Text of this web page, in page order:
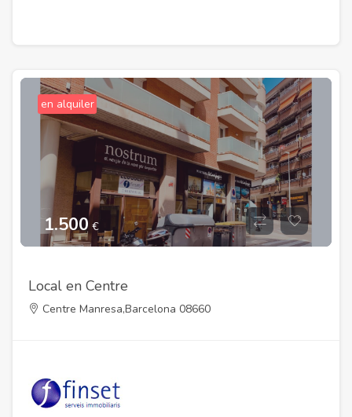
en alquiler
1.500 €
Local en Centre
Centre Manresa,Barcelona 08660